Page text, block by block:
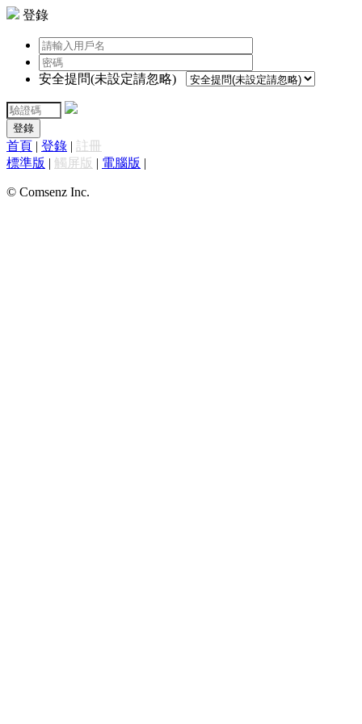
登錄
安全提問(未設定請忽略)
登錄
首頁 | 登錄 | 註冊
標準版 | 觸屏版 | 電腦版 |
© Comsenz Inc.